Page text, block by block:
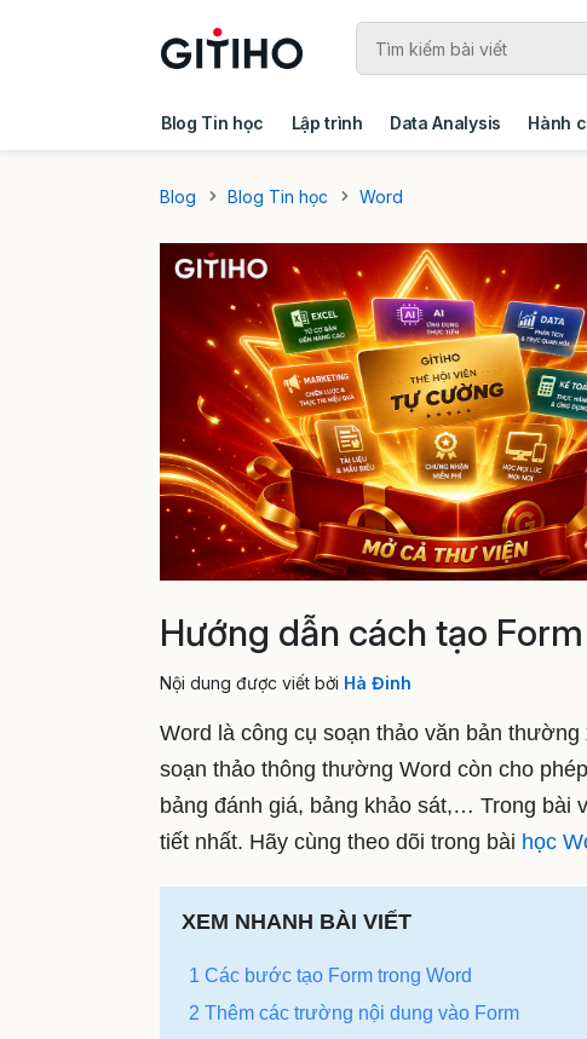
Blog Tin học Lập trình Data Analysis Hành
Blog
Blog Tin học Word
Hướng dẫn cách tạo
Nội dung được viết bởi Hà Đinh
Word là công cụ soạn thảo văn bản
soạn thảo thông thường Word còn cho
bảng đánh giá, bảng khảo sát,… Trong bài
tiết nhất. Hãy cùng theo dõi trong bài học
XEM NHANH BÀI VIẾT
1 Các bước tạo Form trong Word
2 Thêm các trường nội dung vào Form